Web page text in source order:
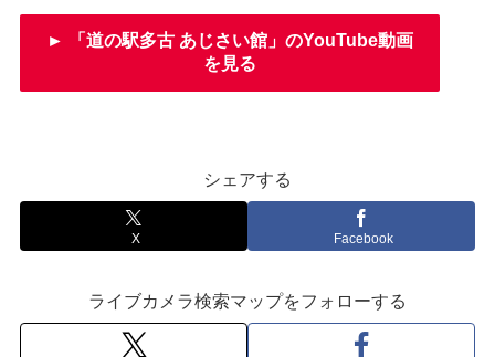
► 「道の駅多古 あじさい館」のYouTube動画
を見る
シェアする
X Facebook
ライブカメラ検索マップをフォローする